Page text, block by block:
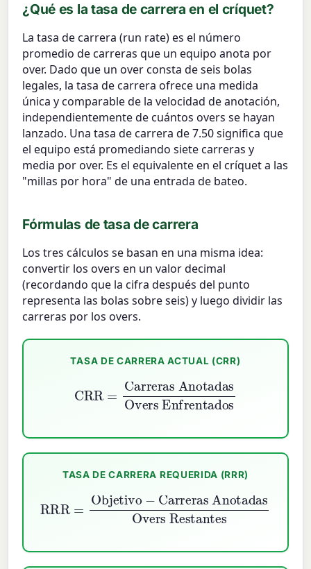
¿Qué es la tasa de carrera en el críquet?
La tasa de carrera (run rate) es el número
promedio de carreras que un equipo anota por
over. Dado que un over consta de seis bolas
legales, la tasa de carrera ofrece una medida
única y comparable de la velocidad de anotación,
independientemente de cuántos overs se hayan
lanzado. Una tasa de carrera de 7.50 significa que
el equipo está promediando siete carreras y
media por over. Es el equivalente en el críquet a las
"millas por hora" de una entrada de bateo.
Fórmulas de tasa de carrera
Los tres cálculos se basan en una misma idea:
convertir los overs en un valor decimal
(recordando que la cifra después del punto
representa las bolas sobre seis) y luego dividir las
carreras por los overs.
TASA DE CARRERA ACTUAL (CRR)
Carreras Anotadas
Overs Enfrentados
TASA DE CARRERA REQUERIDA (RRR)
RRR=Objetivo−
Carreras AnotadasOvers Restantes